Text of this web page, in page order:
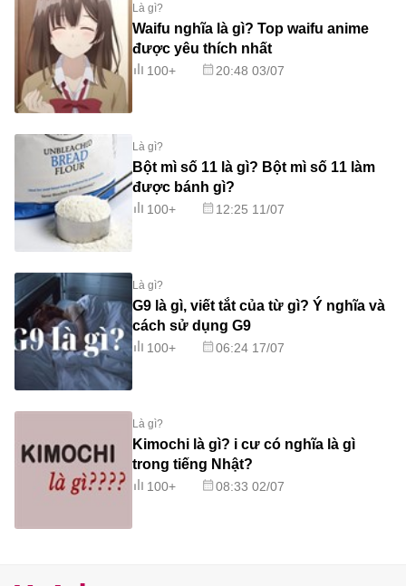
Là gì?
Waifu nghĩa là gì? Top waifu anime
được yêu thích nhất
100+ 20:48 03/07
Là gì?
Bột mì số 11 là gì? Bột mì số 11 làm
được bánh gì?
100+ 12:25 11/07
Là gì?
G9 là gì, viết tắt của từ gì? Ý nghĩa và
cách sử dụng G9
100+ 06:24 17/07
Là gì?
Kimochi là gì? i cư có nghĩa là gì
trong tiếng Nhật?
100+ 08:33 02/07